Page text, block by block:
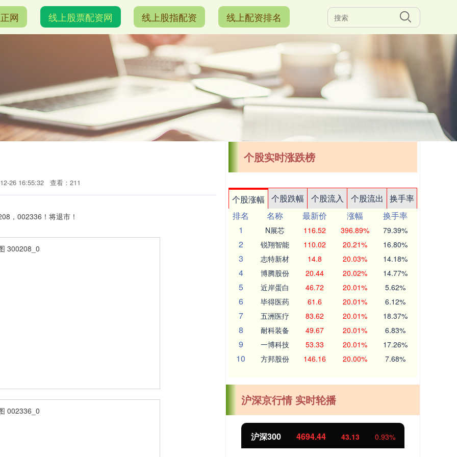
网 线上股票配资网 线上股指配资 线上配资排名
26 16:55:32 查看：211
个股实时涨跌榜
个股涨幅 个股跌幅 个股流入 个股流出
换手率
排名
名称 最新价 涨幅
换手率
1
N展芯 116.52 396.89% 79.39%
2 锐翔智能 110.02 20.21% 16.80%
3 志特新材 14.8 20.03% 14.18%
4 博腾股份 20.44 20.02% 14.77%
5 近岸蛋白 46.72 20.01% 5.62%
6 毕得医药 61.6 20.01% 6.12%
7 五洲医疗 83.62 20.01% 18.37%
8 耐科装备 49.67 20.01% 6.83%
9 一博科技 53.33 20.01% 17.26%
10 方邦股份 146.16 20.00% 7.68%
沪深京行情 实时轮播
北证50 1134.24 11.37 1.01%